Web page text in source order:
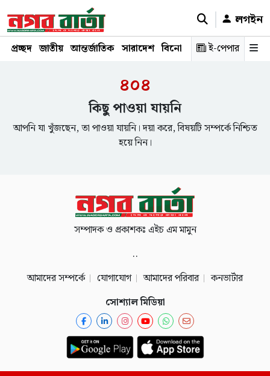
লগইন
প্রচ্ছদ জাতীয় আন্তর্জাতিক সারাদেশ বিনোদন রাজনীতি স্বাস্থ্য
ই-পেপার
৪০৪
কিছু পাওয়া যায়নি
আপনি যা খুঁজছেন, তা পাওয়া যায়নি। দয়া করে, বিষয়টি সম্পর্কে নিশ্চিত
হয়ে নিন।
সম্পাদক ও প্রকাশকঃ এইচ এম মামুন
..
আমাদের সম্পর্কে
যোগাযোগ আমাদের পরিবার
কনভার্টার
সোশ্যাল মিডিয়া